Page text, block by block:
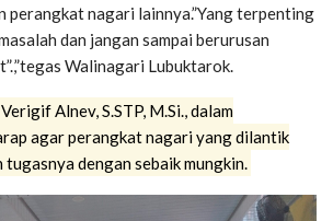
perangkat nagari lainnya.”Yang terpenting
dan jangan sampai berurusan
Walinagari Lubuktarok.
Verigif Alnev, S.STP, M.Si., dalam
agar perangkat nagari yang dilantik
tugasnya dengan sebaik mungkin.